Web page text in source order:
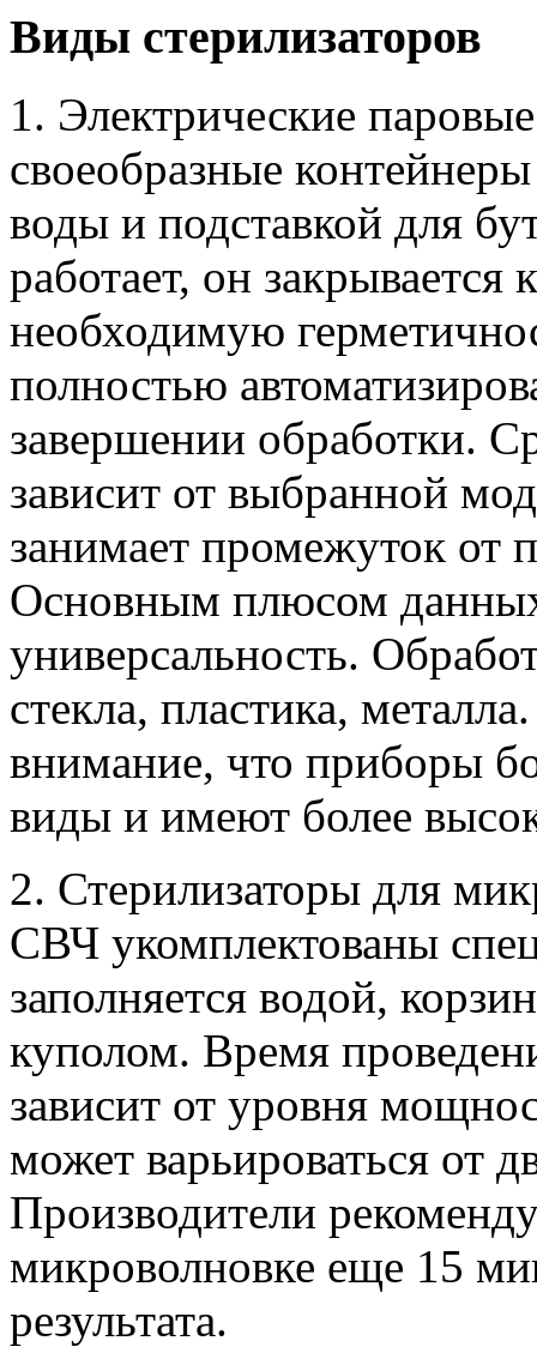
Виды стерилизаторов
1. Электрические
своеобразные
воды и подставкой для
работает, он
необходимую
полностью
завершении обработки.
зависит от выбранной
занимает промежуток от
Основным плюсом данных
универсальность.
стекла, пластика,
внимание, что приборы
виды и имеют более
2. Стерилизаторы для
СВЧ укомплектованы
заполняется водой,
куполом. Время
зависит от уровня
может варьироваться от
Производители
микроволновке еще 15
результата.